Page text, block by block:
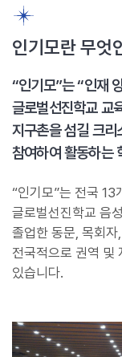
인기모란 무엇
“인기모”는 “인재
글로벌선진학교 교
지구촌을 섬길 크리
참여하여 활동하는
“인기모”는 전국
글로벌선진학교 음
졸업한 동문, 목회
전국적으로 권역 및
있습니다.